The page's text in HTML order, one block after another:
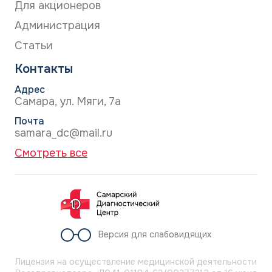
Оценка риска: для пациентов с гипертонией,
сахарным диабетом, мерцательной аритмией.
Помощь в реабилитации после инсульта,
Для акционеров
Администрация
Статьи
Контакты
Адрес
Самара, ул. Мяги, 7а
Почта
samara_dc@mail.ru
Смотреть все
Версия для слабовидящих
Лицензия на осуществление медицинской деятельности